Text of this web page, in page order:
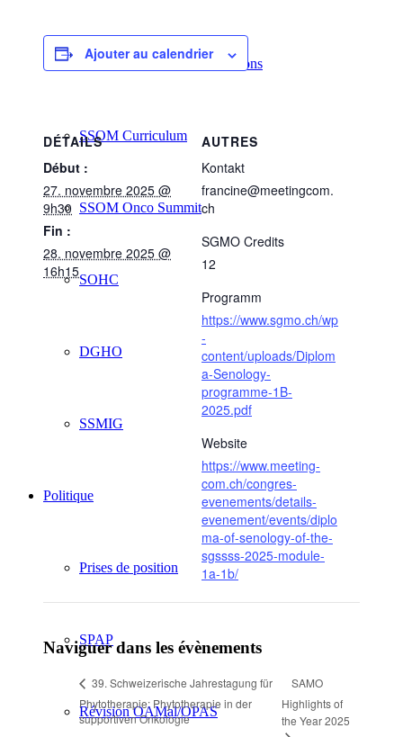
SSOM Current practice sessions
SSOM Curriculum
SSOM Onco Summit
SOHC
DGHO
SSMIG
Politique
Prises de position
SPAP
Révision OAMal/OPAS
Ajouter au calendrier
DÉTAILS
Début :
27. novembre 2025 @
9h30
Fin :
28. novembre 2025 @
16h15
AUTRES
Kontakt
francine@meetingcom.
ch
SGMO Credits
12
Programm
https://www.sgmo.ch/wp
-
content/uploads/Diplom
a-Senology-
programme-1B-
2025.pdf
Website
https://www.meeting-
com.ch/congres-
evenements/details-
evenement/events/diplo
ma-of-senology-of-the-
sgssss-2025-module-
1a-1b/
Naviguer dans les évènements
39. Schweizerische Jahrestagung für
Phytotherapie: Phytotherapie in der
supportiven Onkologie
SAMO
Highlights of
the Year 2025